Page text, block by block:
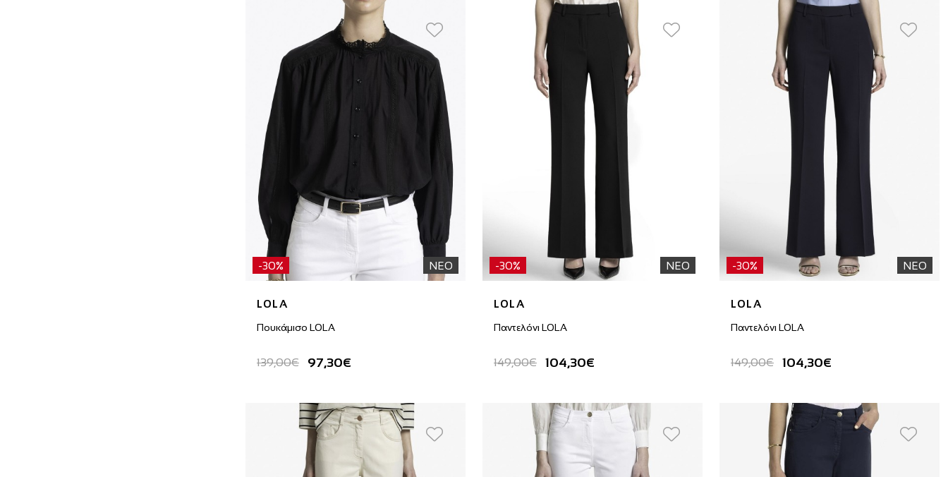
ΝΕΟ
-30%
LOLA
Πουκάμισο LOLA
139,00€ 97,30€
ΝΕΟ
-30%
LOLA
Παντελόνι LOLA
149,00€ 104,30€
ΝΕΟ
-30%
LOLA
Παντελόνι LOLA
149,00€ 104,30€